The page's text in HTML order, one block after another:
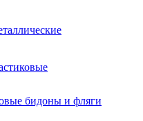
бидоны и фляги